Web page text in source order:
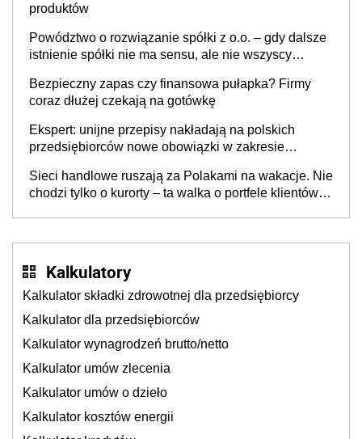
produktów
Powództwo o rozwiązanie spółki z o.o. – gdy dalsze
istnienie spółki nie ma sensu, ale nie wszyscy
Bezpieczny zapas czy finansowa pułapka? Firmy
coraz dłużej czekają na gotówkę
Ekspert: unijne przepisy nakładają na polskich
przedsiębiorców nowe obowiązki w zakresie
Sieci handlowe ruszają za Polakami na wakacje. Nie
chodzi tylko o kurorty – ta walka o portfele klientów
Kalkulatory
Kalkulator składki zdrowotnej dla przedsiębiorcy
Kalkulator dla przedsiębiorców
Kalkulator wynagrodzeń brutto/netto
Kalkulator umów zlecenia
Kalkulator umów o dzieło
Kalkulator kosztów energii